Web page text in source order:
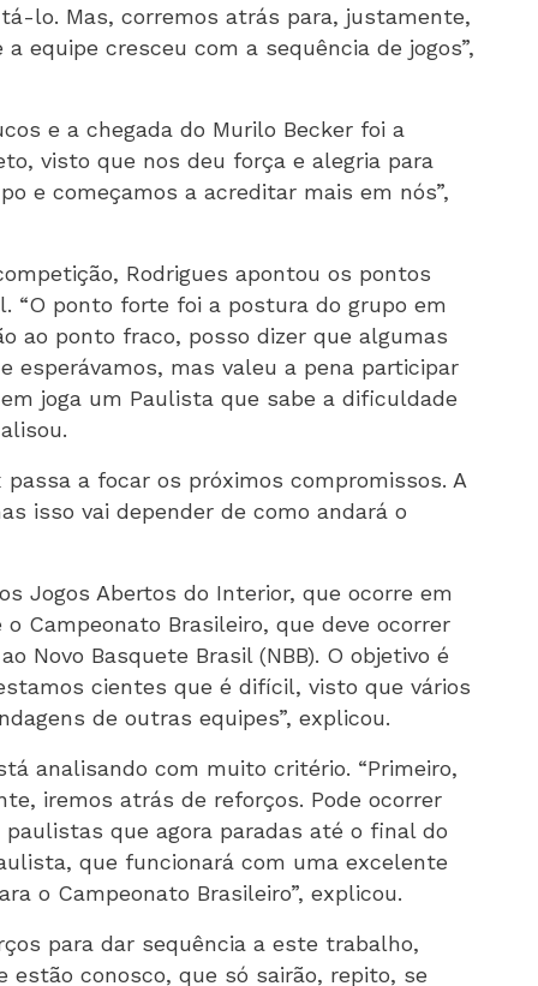
lo. Mas, corremos atrás para, justamente,
equipe cresceu com a sequência de jogos”,
e a chegada do Murilo Becker foi a
visto que nos deu força e alegria para
e começamos a acreditar mais em nós”,
Rodrigues apontou os pontos
“O ponto forte foi a postura do grupo em
ao ponto fraco, posso dizer que algumas
esperávamos, mas valeu a pena participar
joga um Paulista que sabe a dificuldade
a focar os próximos compromissos. A
isso vai depender de como andará o
Jogos Abertos do Interior, que ocorre em
Campeonato Brasileiro, que deve ocorrer
Novo Basquete Brasil (NBB). O objetivo é
cientes que é difícil, visto que vários
de outras equipes”, explicou.
analisando com muito critério. “Primeiro,
iremos atrás de reforços. Pode ocorrer
que agora paradas até o final do
que funcionará com uma excelente
o Campeonato Brasileiro”, explicou.
para dar sequência a este trabalho,
estão conosco, que só sairão, repito, se